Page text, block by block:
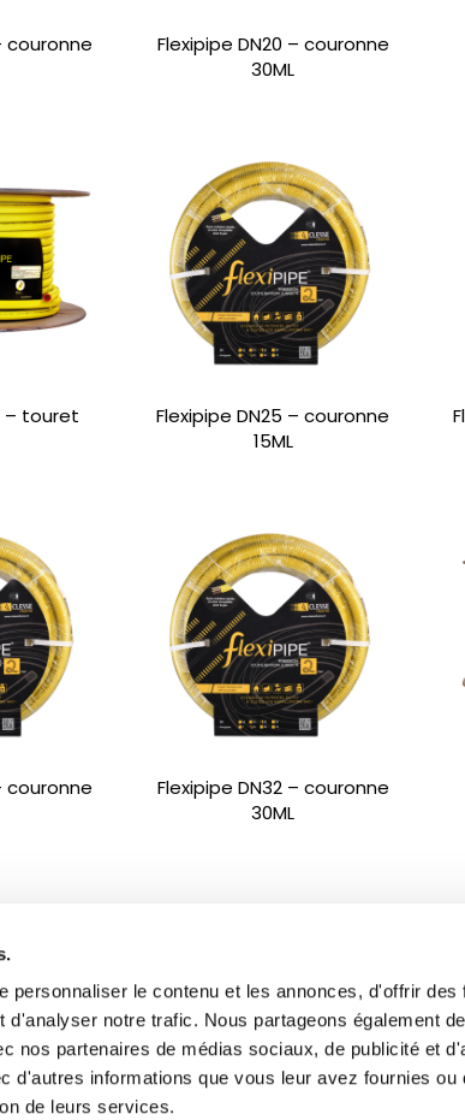
personnaliser le contenu et les annonces, d'offrir des
notre trafic. Nous partageons également
nos partenaires de médias sociaux, de publicité et
d'autres informations que vous leur avez fournies ou
de leurs services.
couronne
Flexipipe DN20 – couronne
30ML
– touret
Flexipipe DN25 – couronne
15ML
couronne
Flexipipe DN32 – couronne
30ML